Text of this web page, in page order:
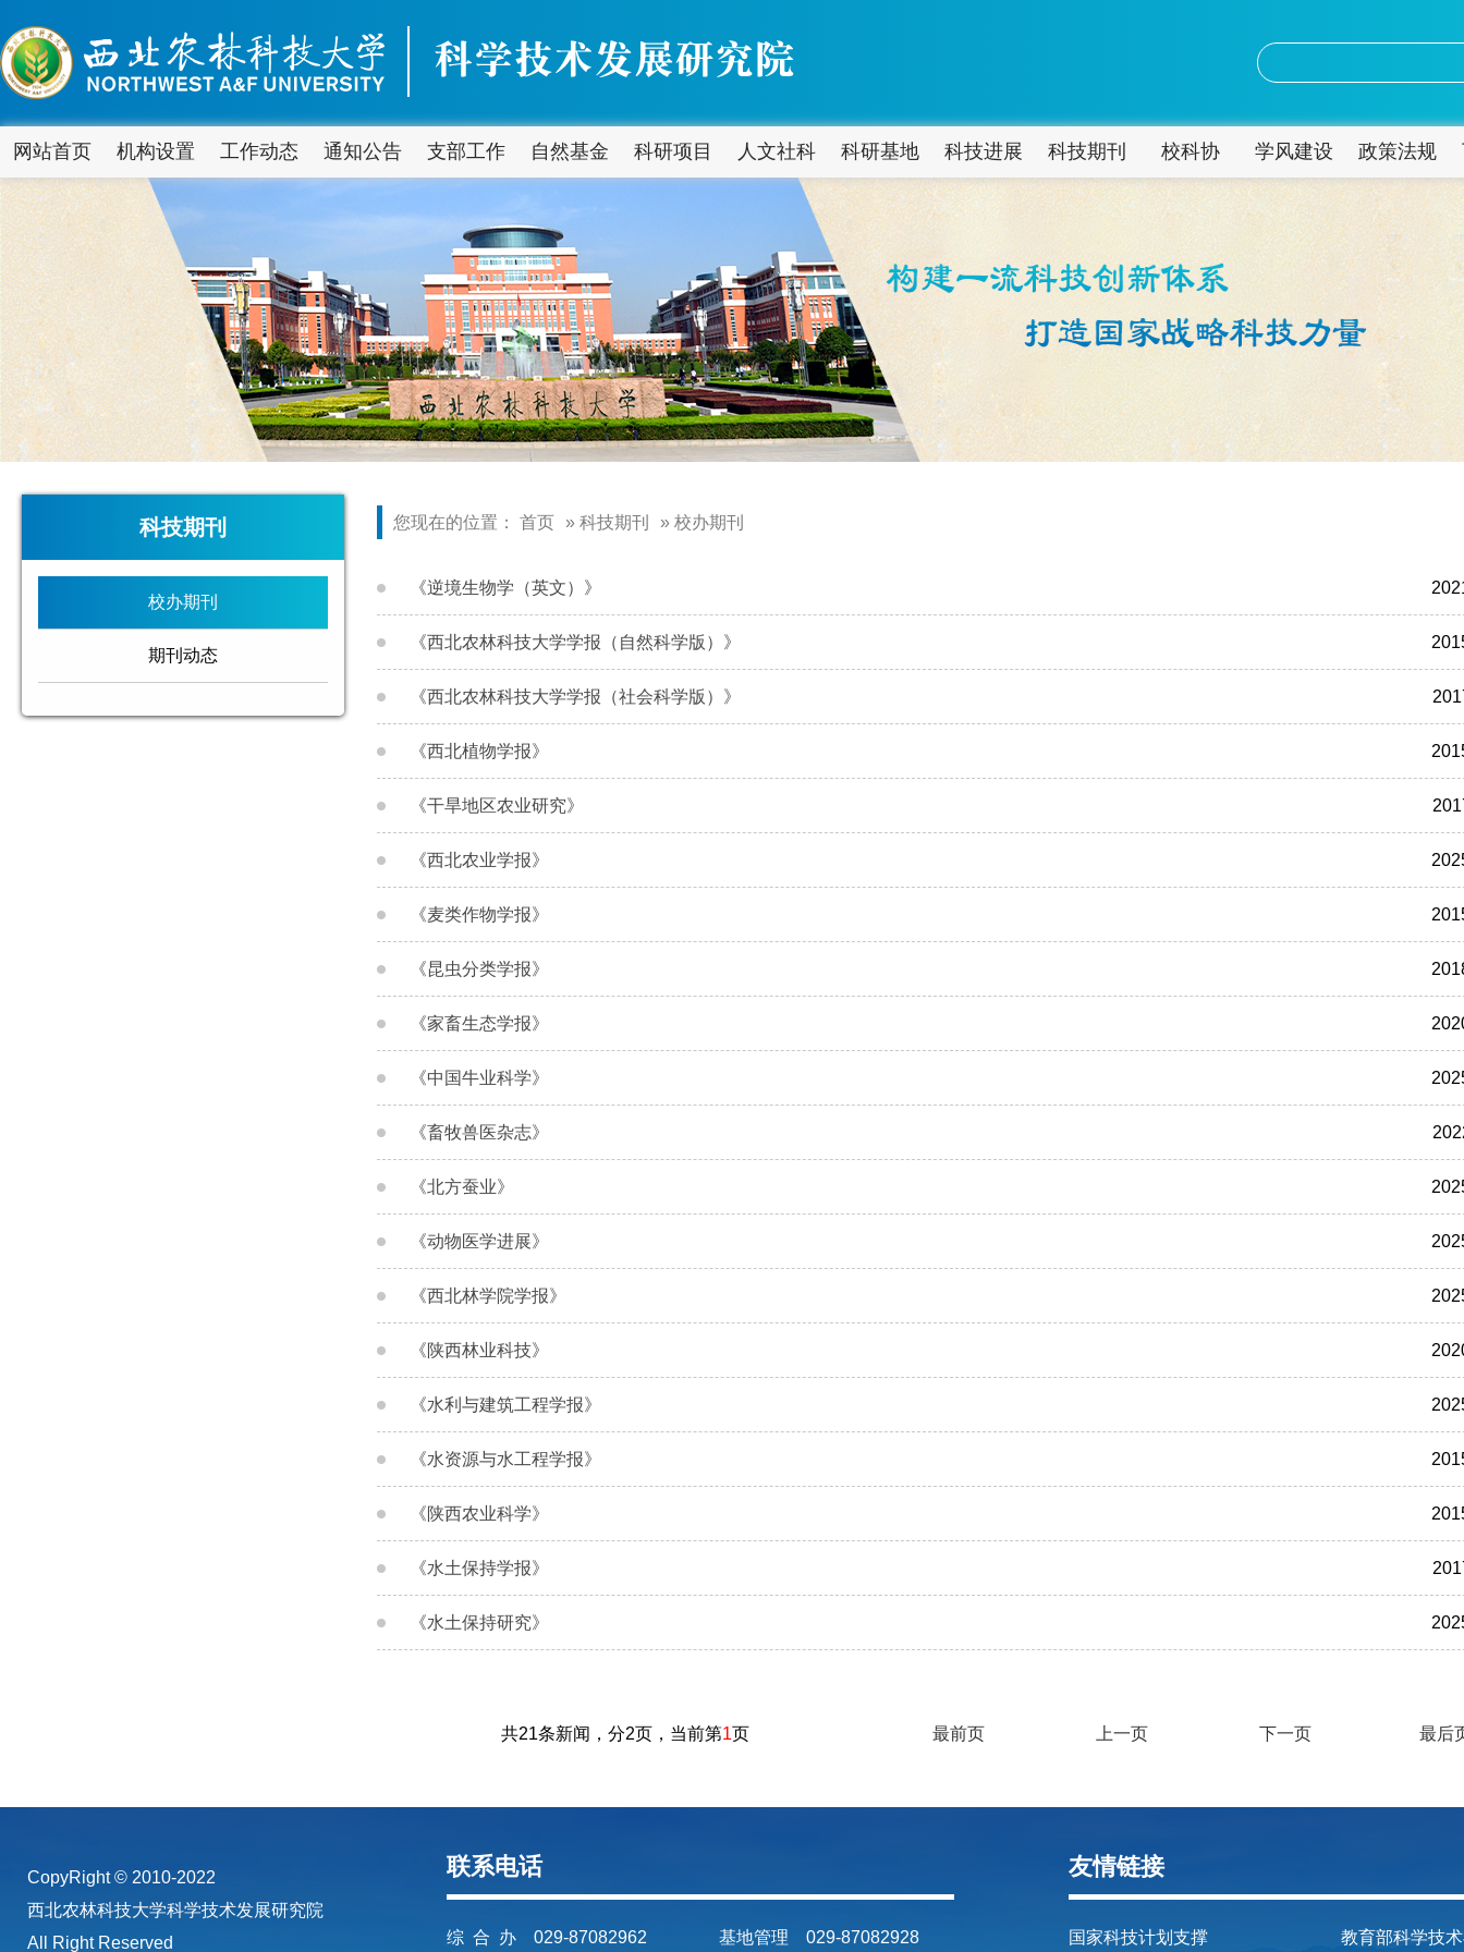
网站首页 机构设置 工作动态 通知公告 支部工作 自然基金 科研项目 人文社科 科研基地 科技进展 科技期刊 校科协 学风建设 政策法规
科技期刊
校办期刊
期刊动态
您现在的位置： 首页 » 科技期刊 » 校办期刊
《逆境生物学（英文）》
《西北农林科技大学学报（自然科学版）》
《西北农林科技大学学报（社会科学版）》
《西北植物学报》
《干旱地区农业研究》
《西北农业学报》
《麦类作物学报》
《昆虫分类学报》
《家畜生态学报》
《中国牛业科学》
《畜牧兽医杂志》
《北方蚕业》
《动物医学进展》
《西北林学院学报》
《陕西林业科技》
《水利与建筑工程学报》
《水资源与水工程学报》
《陕西农业科学》
《水土保持学报》
《水土保持研究》
共21条新闻，分2页，当前第1页 最前页 上一页 下一页 最后
CopyRight © 2010-2022
西北农林科技大学科学技术发展研究院
All Right Reserved
联系电话
综 合 办 029-87082962 基地管理 029-87082928
友情链接
国家科技计划支撑 教育部科学技